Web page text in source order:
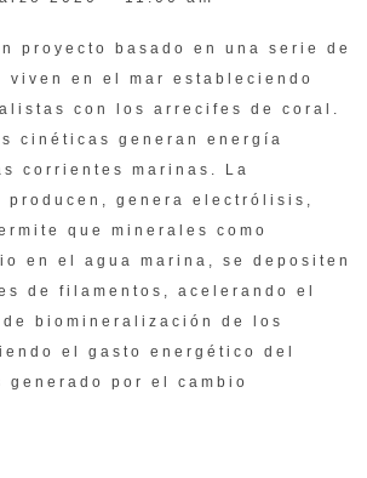
proyecto basado en una serie de
viven en el mar estableciendo
con los arrecifes de coral.
cinéticas generan energía
corrientes marinas. La
producen, genera electrólisis,
que minerales como
en el agua marina, se depositen
de filamentos, acelerando el
biomineralización de los
el gasto energético del
por el cambio